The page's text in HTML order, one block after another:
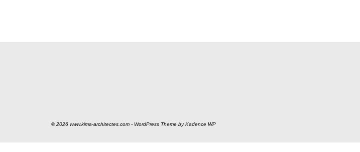
© 2026 www.kima-architectes.com - WordPress Theme byKadence WP